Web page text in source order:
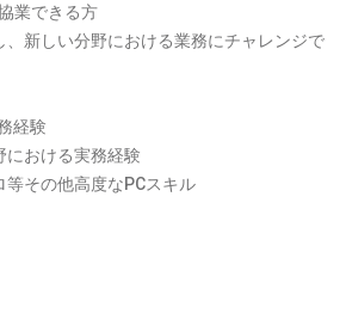
業できる方
、新しい分野における業務にチャレンジで
経験
における実務経験
その他高度なPCスキル